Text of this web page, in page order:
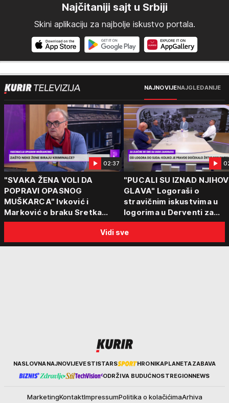
Najčitaniji sajt u Srbiji
Skini aplikaciju za najbolje iskustvo portala.
NAJNOVIJENAJGLEDANIJE
02:37
"SVAKA ŽENA VOLI DA
POPRAVI OPASNOG
MUŠKARCA" Ivković i
Marković o braku Sretka
Kalinića i fenomenu žena koje
biraju kriminalce: "Neće sa
nekim ko nema para"
"PUCALI SU IZNAD
GLAVA" Logoraši o
stravičnim iskustvima u
logorima u Derventi za
emisiju "Puls Srbije
"Tada je počela velika
tortura..."
Vidi sve
KurirNASLOVNANAJNOVIJEVESTISTARS HRONIKAPLANETAZABAVA
ODRŽIVA BUDUĆNOSTREGIONNEWS
MarketingKontaktImpressumPolitika o kolačićimaArhiva